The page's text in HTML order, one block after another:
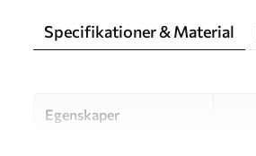
Specifikationer & Material
Egenskaper